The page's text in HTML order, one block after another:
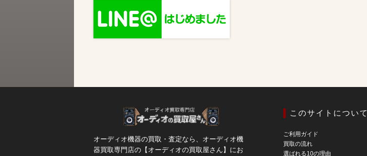
オーディオ機器の買取・査定なら、オーディオ機
器買取専門店の【オーディオの買取屋さん】にお
このサイトについて
ご利用ガイド
買取の流れ
選ばれる10の理由